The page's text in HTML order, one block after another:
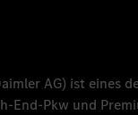
AG) ist eines
End-Pkw und